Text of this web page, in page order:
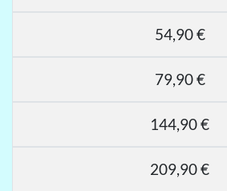
54,90 €
79,90 €
144,90 €
209,90 €